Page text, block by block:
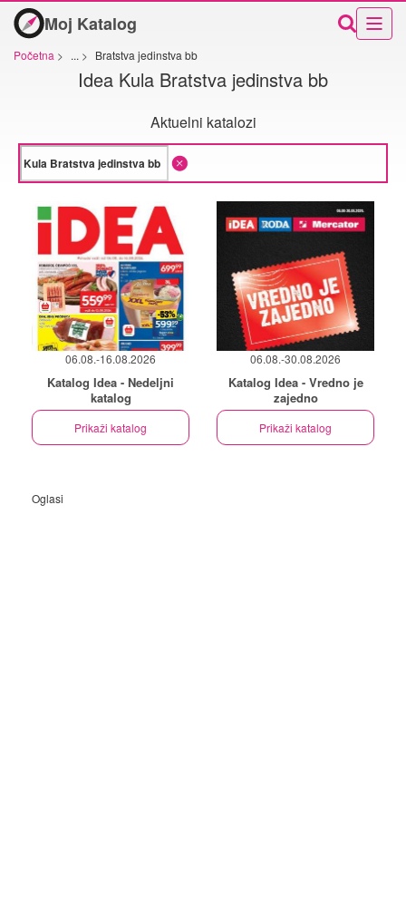
Moj Katalog
Početna > ... > Bratstva jedinstva bb
Idea Kula Bratstva jedinstva bb
Aktuelni katalozi
06.08.-16.08.2026
Katalog Idea - Nedeljni
katalog
Prikaži katalog
06.08.-30.08.2026
Katalog Idea - Vredno je
zajedno
Prikaži katalog
Oglasi